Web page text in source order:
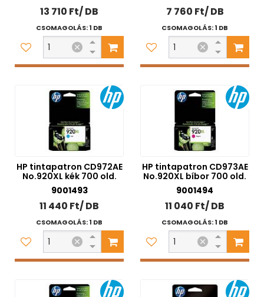
13 710 Ft/ DB
CSOMAGOLÁS: 1 DB
7 760 Ft/ DB
CSOMAGOLÁS: 1 DB
HP tintapatron CD972AE
No.920XL kék 700 old.
9001493
11 440 Ft/ DB
CSOMAGOLÁS: 1 DB
HP tintapatron CD973AE
No.920XL bíbor 700 old.
9001494
11 040 Ft/ DB
CSOMAGOLÁS: 1 DB